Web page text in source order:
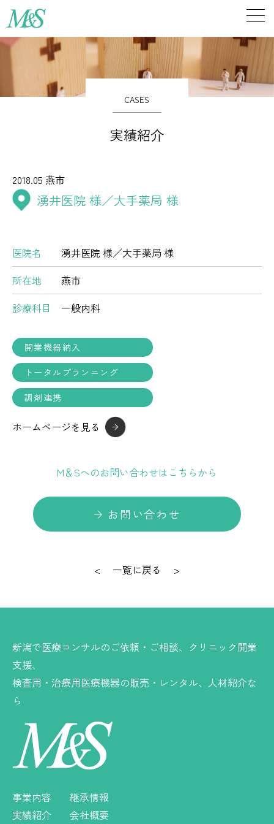
CASES
実績紹介
2018.05 燕市
湧井医院 様／大手薬局 様
医院名
湧井医院 様／大手薬局 様
所在地
燕市
診療科目
一般内科
開業機器納入
トータルプランニング
調剤連携
ホームページを見る
M＆Sへのお問い合わせはこちらから
お問い合わせ
< 一覧に戻る >
新潟で医療コンサルのご依頼・ご相談、クリニック開業
支援、
検査用・治療用医療機器の販売・レンタル、人材紹介な
ら
事業内容
実績紹介
継承情報
会社概要